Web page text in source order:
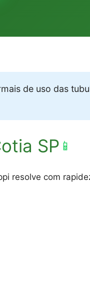
de uso das
SP 📱
resolve com